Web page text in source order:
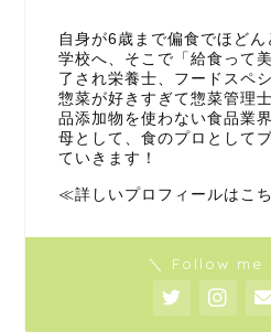
自身が6歳まで偏食でほどん
学校へ、そこで「給食って
了され栄養士、フードスペ
惣菜が好きすぎて惣菜管理
品添加物を使わない食品業
母として、食のプロとして
ていきます！
≪詳しいプロフィールはこ
＼ Follow me